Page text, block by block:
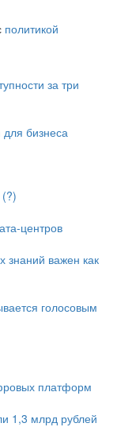
политикой
за три
для бизнеса
центров
знаний важен как
голосовым
платформ
1,3 млрд рублей